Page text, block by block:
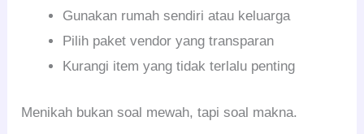
Gunakan rumah sendiri atau keluarga
Pilih paket vendor yang transparan
Kurangi item yang tidak terlalu penting
Menikah bukan soal mewah, tapi soal makna.